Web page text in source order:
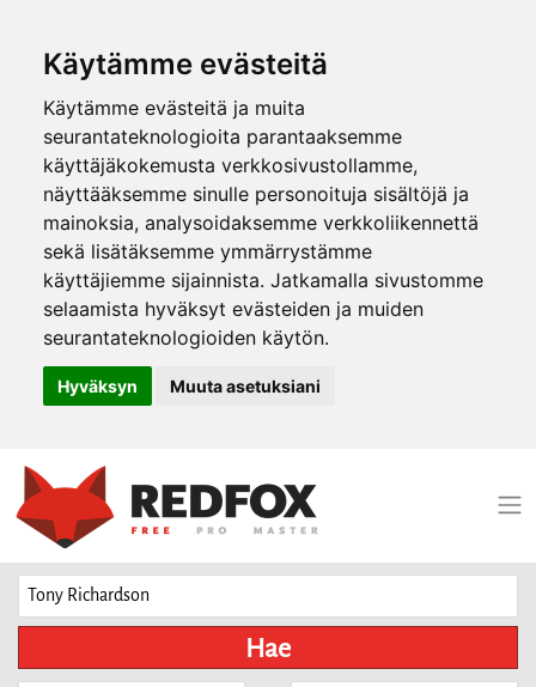
Käytämme evästeitä
Käytämme evästeitä ja muita
seurantateknologioita parantaaksemme
käyttäjäkokemusta verkkosivustollamme,
näyttääksemme sinulle personoituja sisältöjä ja
mainoksia, analysoidaksemme verkkoliikennettä
sekä lisätäksemme ymmärrystämme
käyttäjiemme sijainnista. Jatkamalla sivustomme
selaamista hyväksyt evästeiden ja muiden
seurantateknologioiden käytön.
Hyväksyn Muuta asetuksiani
Hae